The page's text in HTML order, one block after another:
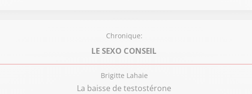
Chronique:
LE SEXO CONSEIL
Brigitte Lahaie
La baisse de testostérone